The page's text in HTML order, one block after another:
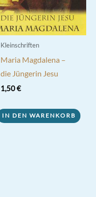
Kleinschriften
Maria Magdalena –
die Jüngerin Jesu
1,50€
IN DEN WARENKORB